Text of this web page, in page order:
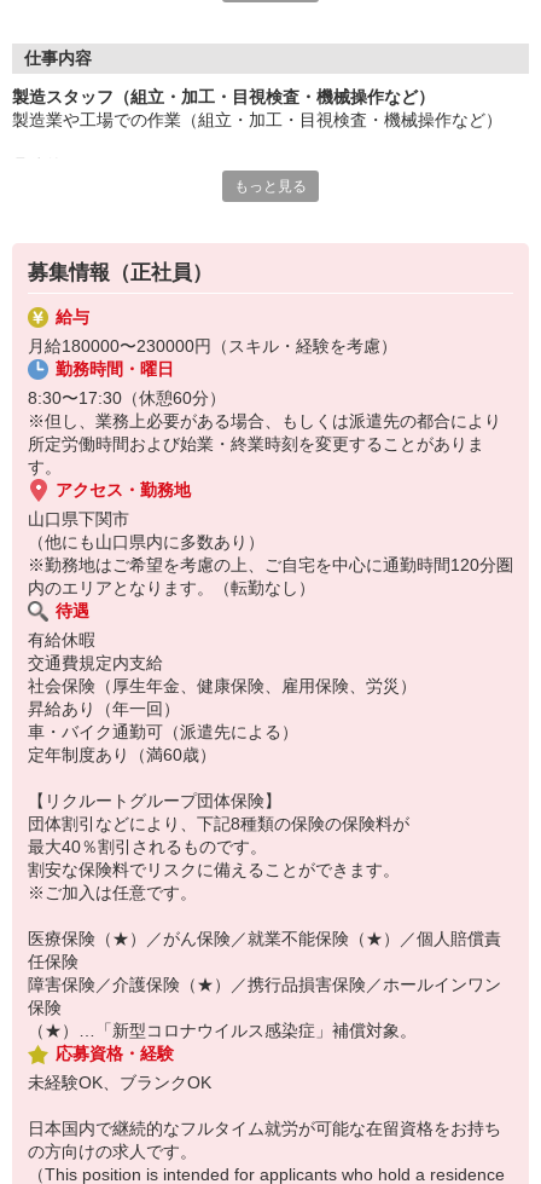
また、勤務時間やシフトなど柔軟に対応いただける方は、ご紹介
長く働きたい――
製造業で正社員としてキャリアを築きたい方、ぜひご応募くださ
仕事内容
製造スタッフ（組立・加工・目視検査・機械操作など）
製造業や工場での作業（組立・加工・目視検査・機械操作など）
製品に不備がないか目視チェック
複雑な作業や力仕事はほとんどなく覚えやすいものばかり！
未経験の方もすぐに慣れていただけると思います。
※当社（株）テクノ・サービスに正社員採用の上で、派遣就業先事
業所へ派遣となります。
もっと見る
募集情報（正社員）
給与
月給180000〜230000円（スキル・経験を考慮）
勤務時間・曜日
8:30〜17:30（休憩60分）
※但し、業務上必要がある場合、もしくは派遣先の都合により
所定労働時間および始業・終業時刻を変更することがありま
す。
アクセス・勤務地
山口県下関市
（他にも山口県内に多数あり）
※勤務地はご希望を考慮の上、ご自宅を中心に通勤時間120分圏
内のエリアとなります。（転勤なし）
待遇
有給休暇
交通費規定内支給
社会保険（厚生年金、健康保険、雇用保険、労災）
昇給あり（年一回）
車・バイク通勤可（派遣先による）
定年制度あり（満60歳）
【リクルートグループ団体保険】
団体割引などにより、下記8種類の保険の保険料が
最大40％割引されるものです。
割安な保険料でリスクに備えることができます。
※ご加入は任意です。
医療保険（★）／がん保険／就業不能保険（★）／個人賠償責
任保険
障害保険／介護保険（★）／携行品損害保険／ホールインワン
保険
（★）…「新型コロナウイルス感染症」補償対象。
応募資格・経験
未経験OK、ブランクOK
日本国内で継続的なフルタイム就労が可能な在留資格をお持ち
の方向けの求人です。
（This position is intended for applicants who hold a residence